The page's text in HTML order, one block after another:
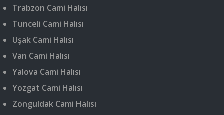
Trabzon Cami Halısı
Tunceli Cami Halısı
Uşak Cami Halısı
Van Cami Halısı
Yalova Cami Halısı
Yozgat Cami Halısı
Zonguldak Cami Halısı